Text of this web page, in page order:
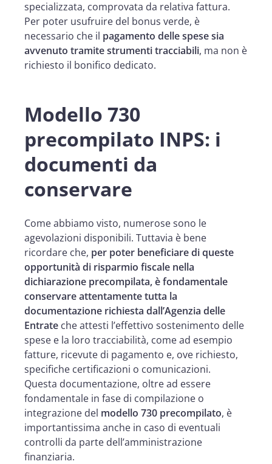
specializzata, comprovata da relativa fattura.
Per poter usufruire del bonus verde, è
necessario che il pagamento delle spese sia
avvenuto tramite strumenti tracciabili, ma non è
richiesto il bonifico dedicato.
Modello 730
precompilato INPS: i
documenti da
conservare
Come abbiamo visto, numerose sono le
agevolazioni disponibili. Tuttavia è bene
ricordare che, per poter beneficiare di queste
opportunità di risparmio fiscale nella
dichiarazione precompilata, è fondamentale
conservare attentamente tutta la
documentazione richiesta dall’Agenzia delle
Entrate che attesti l’effettivo sostenimento delle
spese e la loro tracciabilità, come ad esempio
fatture, ricevute di pagamento e, ove richiesto,
specifiche certificazioni o comunicazioni.
Questa documentazione, oltre ad essere
fondamentale in fase di compilazione o
integrazione del modello 730 precompilato, è
importantissima anche in caso di eventuali
controlli da parte dell’amministrazione
finanziaria.